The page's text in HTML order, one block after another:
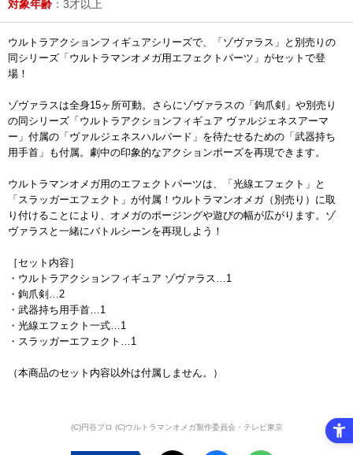
対象年齢 ：3才以上
ウルトラアクションフィギュアシリーズで、「ゾヴァラス」と別売りの
同シリーズ「ウルトラマンオメガ用エフェクトパーツ」がセットで登
場！
ゾヴァラスは全身15ヶ所可動。さらにゾヴァラスの「鉤爪剣」や別売り
の同シリーズ「ウルトラアクションフィギュア ヴァルジェネスアーマ
ー」付属の「ヴァルジェネスハルバード」を待たせるための「武器持ち
用手首」も付属。劇中の印象的なアクションポーズを再現できます。
ウルトラマンオメガ用のエフェクトパーツは、「光線エフェクト」と
「スラッガーエフェクト」が付属！ウルトラマンオメガ（別売り）に取
り付けることにより、オメガのポージングや遊びの幅が広がります。ゾ
ヴァラスと一緒にバトルシーンを再現しよう！
［セット内容］
・ウルトラアクションフィギュア ゾヴァラス…1
・鉤爪剣…2
・武器持ち用手首…1
・光線エフェクト一式…1
・スラッガーエフェクト…1
（本商品のセット内容以外は付属しません。）
(C)円谷プロ (C)ウルトラマンオメガ製作委員会・テレビ東京